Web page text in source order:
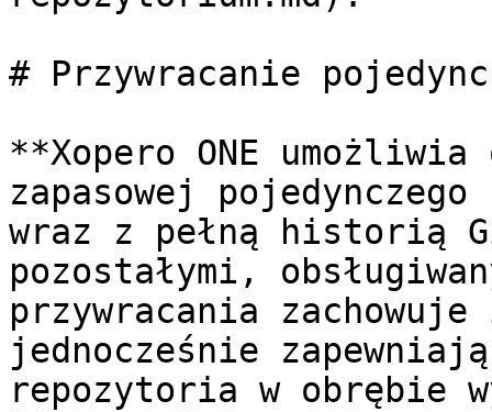
# Przywracanie
**Xopero ONE
zapasowej
wraz z pełną historią
pozostałymi,
przywracania
jednocześnie
repozytoria w obrębie